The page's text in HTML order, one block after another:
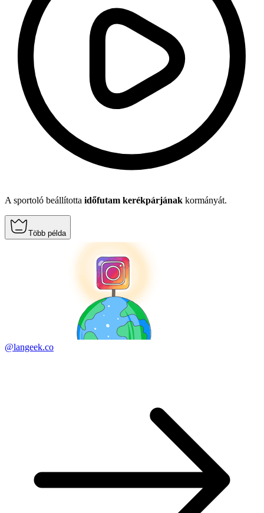
A sportoló beállította időfutam kerékpárjának kormányát.
Több példa
@langeek.co